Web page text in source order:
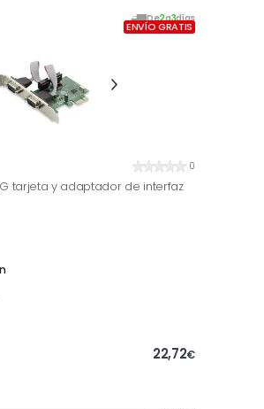
De2a3días
ENVÍO GRATIS
0
tarjeta y adaptador de interfaz
22,72€